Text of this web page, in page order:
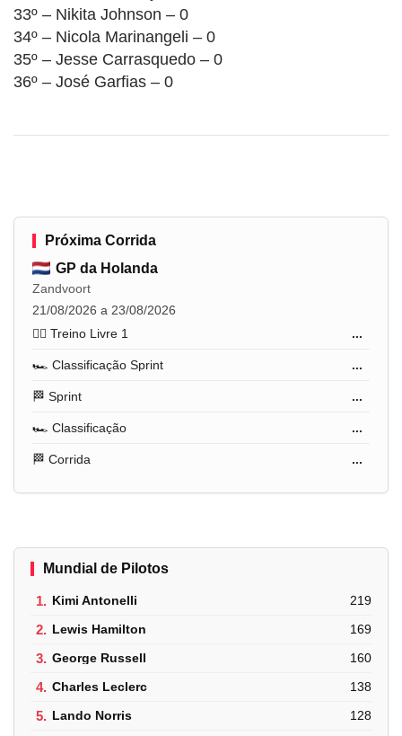
33º – Nikita Johnson – 0
34º – Nicola Marinangeli – 0
35º – Jesse Carrasquedo – 0
36º – José Garfias – 0
Próxima Corrida
GP da Holanda
Zandvoort
21/08/2026 a 23/08/2026
🏋️‍♂️ Treino Livre 1
...
🏎️ Classificação Sprint ...
🏁 Sprint ...
🏎️ Classificação ...
🏁 Corrida ...
Mundial de Pilotos
1. Kimi Antonelli 219
2. Lewis Hamilton 169
3. George Russell 160
4. Charles Leclerc 138
5. Lando Norris 128